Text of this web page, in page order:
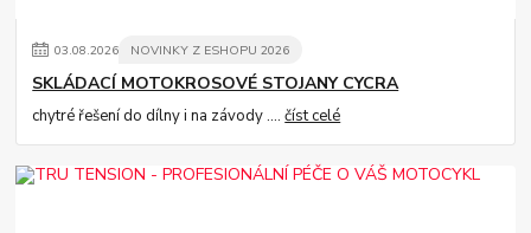
03.08.2026 NOVINKY Z ESHOPU 2026
SKLÁDACÍ MOTOKROSOVÉ STOJANY CYCRA
chytré řešení do dílny i na závody ....číst celé